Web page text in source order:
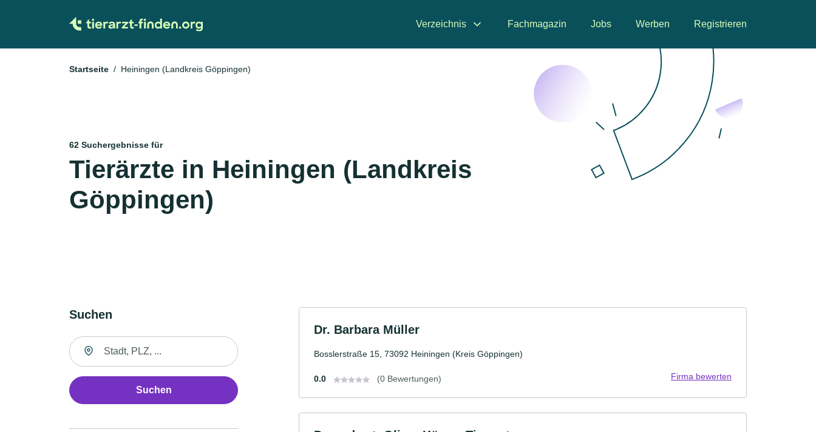
Verzeichnis Fachmagazin Jobs Werben Registrieren
Startseite Heiningen (Landkreis Göppingen)
62 Suchergebnisse für
Tierärzte in Heiningen (Landkreis
Göppingen)
Suchen
Suche nach Ort
Suchen
Dr. Barbara Müller
Bosslerstraße 15, 73092 Heiningen (Kreis Göppingen)
0.0 (0 Bewertungen) Firma bewerten